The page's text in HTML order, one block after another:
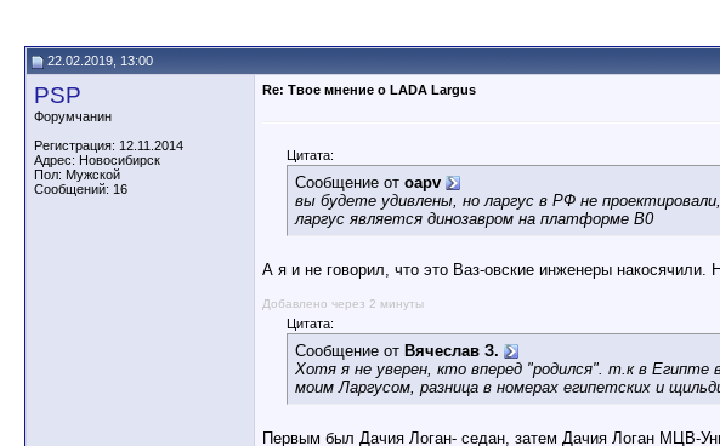
22.02.2019, 13:00
PSP
Форумчанин
Регистрация: 12.11.2014
Адрес: Новосибирск
Пол: Мужской
Сообщений: 16
Re: Твое мнение о LADA Largus
Цитата:
Сообщение от oapv
вы будете удивлены, но ларгус в РФ не
ларгус является динозавром на платформе В0
А я и не говорил, что это Ваз-овские инженеры накосячили.
Добавлено через 2 минуты
Цитата:
Сообщение от Вячеслав З.
Хотя я не уверен, кто вперед "родился". т.к в Египте
моим Ларгусом, разница в номерах египетских и
Первым был Дачия Логан- седан, затем Дачия Логан МЦВ-